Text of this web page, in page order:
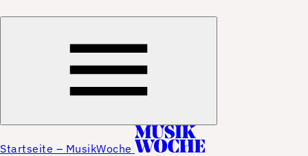
Startseite – MusikWoche